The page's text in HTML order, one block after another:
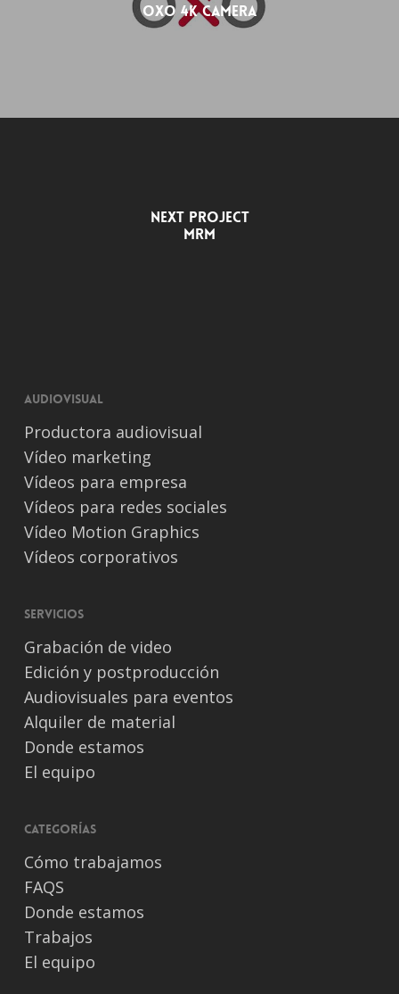
Oxo 4k camera
Next Project
MRM
Audiovisual
Productora audiovisual
Vídeo marketing
Vídeos para empresa
Vídeos para redes sociales
Vídeo Motion Graphics
Vídeos corporativos
Servicios
Grabación de video
Edición y postproducción
Audiovisuales para eventos
Alquiler de material
Donde estamos
El equipo
Categorías
Cómo trabajamos
FAQS
Donde estamos
Trabajos
El equipo